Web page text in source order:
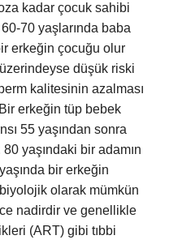
kadar çocuk sahibi
70 yaşlarında baba
erkeğin çocuğu olur
düşük riski
kalitesinin azalması
Bir erkeğin tüp bebek
55 yaşından sonra
yaşındaki bir adamın
bir erkeğin
olarak mümkün
nadirdir ve genellikle
(ART) gibi tıbbi